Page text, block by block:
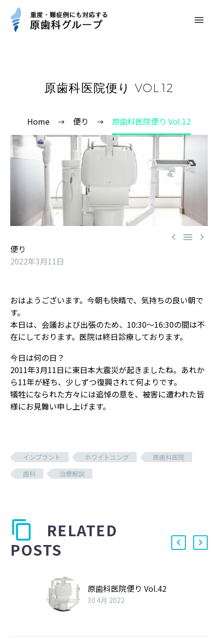
原歯科医院便り VOL.12
Home 便り 原歯科医院便り Vol.12
  
便り
2022年3月11日
おはようございます。今朝も快晴で、気持ちの良い朝で
す。
本日は、会議および出張のため、10:30〜16:30の間は不
在にしております。医院は終日診療しております。
今日は何の日？
2011年3月11日に東日本大震災が起きましたね。あれか
ら11年が経ち、少しずつ復興されて何よりです。
犠牲になられた方々には追悼の意を、被害に遭われた皆
様にお見舞い申し上げます。
インプラント ホワイトニング
原歯科医院
歯科
治療解説
RELATED
POSTS
原歯科医院便り Vol.42
30 4月 2022